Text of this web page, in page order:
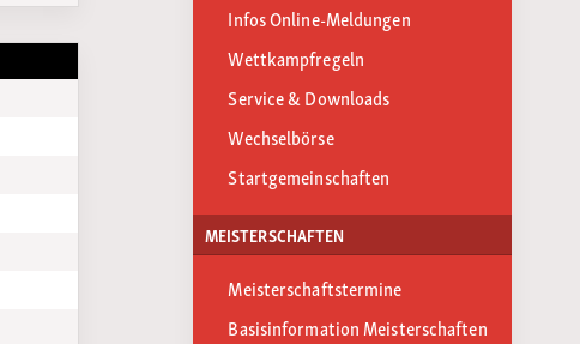
Infos Online-Meldungen
Wettkampfregeln
Service & Downloads
Wechselbörse
Startgemeinschaften
MEISTERSCHAFTEN
Meisterschaftstermine
Basisinformation Meisterschaften